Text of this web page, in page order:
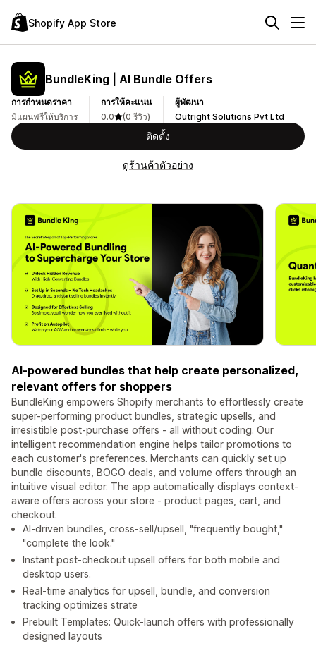
Shopify App Store
BundleKing | AI Bundle Offers
การกำหนดราคา
มีแผนฟรีให้บริการ
การให้คะแนน
0.0
(0 รีวิว)
ผู้พัฒนา
Outright Solutions Pvt Ltd
ติดตั้ง
ดูร้านค้าตัวอย่าง
AI-powered bundles that help create personalized,
relevant offers for shoppers
BundleKing empowers Shopify merchants to effortlessly create
super-performing product bundles, strategic upsells, and
irresistible post-purchase offers - all without coding. Our
intelligent recommendation engine helps tailor promotions to
each customer's preferences. Merchants can quickly set up
bundle discounts, BOGO deals, and volume offers through an
intuitive visual editor. The app automatically displays context-
aware offers across your store - product pages, cart, and
checkout.
AI-driven bundles, cross-sell/upsell, "frequently bought,"
"complete the look."
Instant post-checkout upsell offers for both mobile and
desktop users.
Real-time analytics for upsell, bundle, and conversion
tracking optimizes strate
Prebuilt Templates: Quick-launch offers with professionally
designed layouts